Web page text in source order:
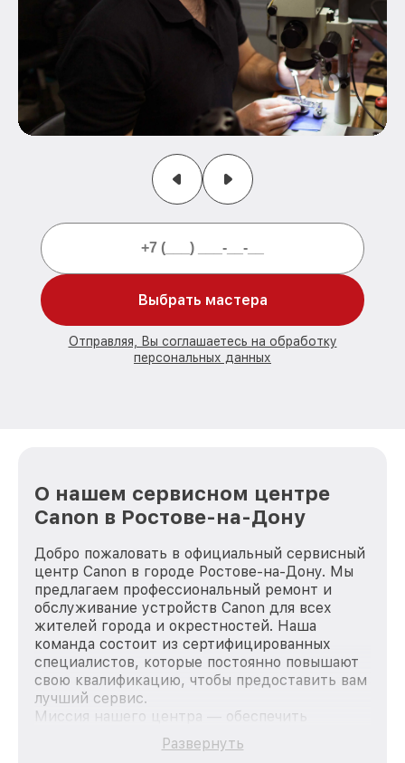
Выбрать мастера
Отправляя, Вы соглашаетесь на обработку
персональных данных
О нашем сервисном центре
Canon в Ростове-на-Дону
Добро пожаловать в официальный сервисный
центр Canon в городе Ростове-на-Дону. Мы
предлагаем профессиональный ремонт и
обслуживание устройств Canon для всех
жителей города и окрестностей. Наша
команда состоит из сертифицированных
специалистов, которые постоянно повышают
свою квалификацию, чтобы предоставить вам
лучший сервис.
Миссия нашего центра — обеспечить
качественный и доступный ремонт для
каждого пользователя продукции Canon, вне
Развернуть